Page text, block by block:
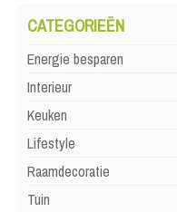
CATEGORIEËN
Energie besparen
Interieur
Keuken
Lifestyle
Raamdecoratie
Tuin